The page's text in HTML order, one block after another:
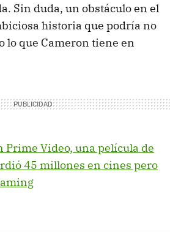
Sin duda, un obstáculo en el
historia que podría no
lo que Cameron tiene en
Prime Video, una película de
45 millones en cines pero